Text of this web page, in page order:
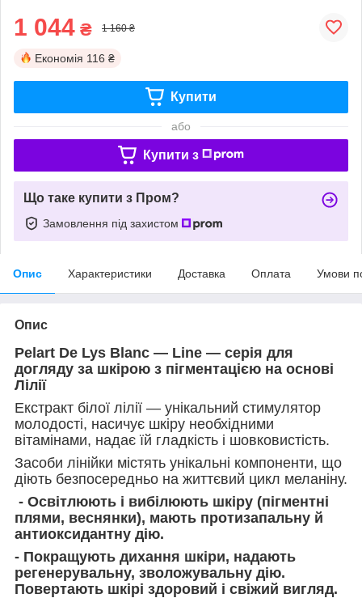
1 044 ₴ 1 160 ₴
Економія 116 ₴
Купити
або
Купити з
Що таке купити з Пром?
Замовлення під захистом
Опис Характеристики Доставка Оплата Умови
Опис
Pelart De Lys Blanc — Line — серія для
догляду за шкірою з пігментацією на основі
Лілії
Екстракт білої лілії — унікальний стимулятор
молодості, насичує шкіру необхідними
вітамінами, надає їй гладкість і шовковистість.
Засоби лінійки містять унікальні компоненти, що
діють безпосередньо на життєвий цикл меланіну.
- Освітлюють і вибілюють шкіру (пігментні
плями, веснянки), мають протизапальну й
антиоксидантну дію.
- Покращують дихання шкіри, надають
регенерувальну, зволожувальну дію.
Повертають шкірі здоровий і свіжий вигляд.